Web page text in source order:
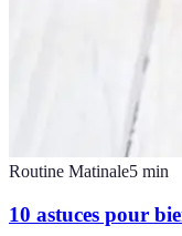
Routine Matinale5 min
10 astuces pour